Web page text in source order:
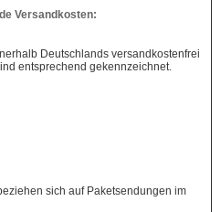
Versandkosten:
Deutschlands versandkostenfrei
entsprechend gekennzeichnet.
sich auf Paketsendungen im